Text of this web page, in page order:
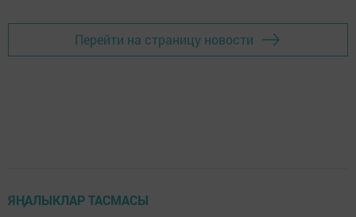
Перейти на страницу новости
ЯҢАЛЫКЛАР ТАСМАСЫ